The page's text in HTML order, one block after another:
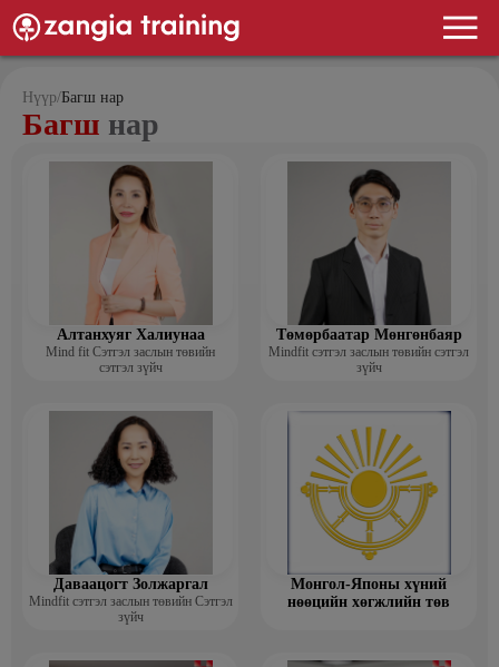
Нүүр/Багш нар
Багш нар
Алтанхуяг Халиунаа
Mind fit Сэтгэл заслын төвийн
сэтгэл зүйч
Төмөрбаатар Мөнгөнбаяр
Mindfit сэтгэл заслын төвийн сэтгэл
зүйч
Даваацогт Золжаргал
Mindfit сэтгэл заслын төвийн Сэтгэл
зүйч
Монгол-Японы хүний
нөөцийн хөгжлийн төв